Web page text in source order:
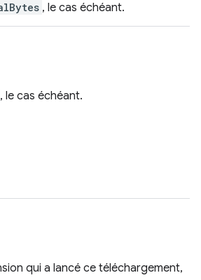
, le cas échéant.
, le cas échéant.
qui a lancé ce téléchargement,